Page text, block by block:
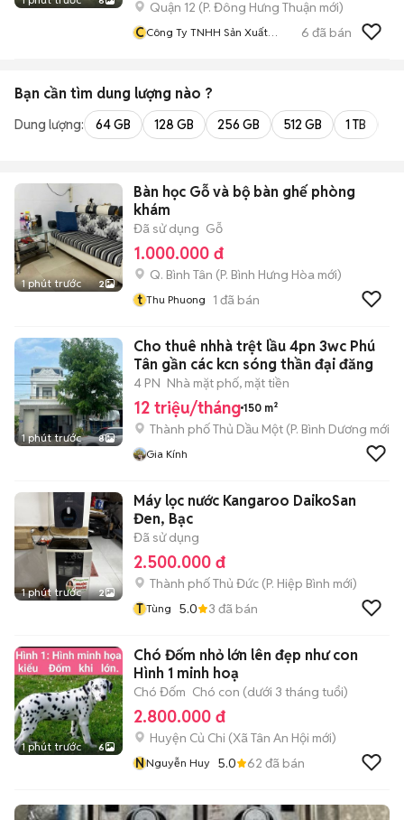
Quận 12 (P. Đông Hưng Thuận mới)
CCông Ty TNHH Sản Xuất
6 đã bán
Bạn cần tìm dung lượng nào ?
Dung lượng: 64 GB 128 GB 256 GB 512 GB 1 TB
1 phút trước 2
Bàn học Gỗ và bộ bàn ghế phòng
khám
Đã sử dụng Gỗ
1.000.000 đ
Q. Bình Tân (P. Bình Hưng Hòa mới)
t Thu Phuong 1 đã bán
1 phút trước 8
Cho thuê nhhà trệt lầu 4pn 3wc Phú
Tân gần các kcn sóng thần đại đăng
4 PN Nhà mặt phố, mặt tiền
12 triệu/tháng 150 m²
Thành phố Thủ Dầu Một (P. Bình Dương mới)
Gia Kính
1 phút trước 2
Máy lọc nước Kangaroo DaikoSan
Đen, Bạc
Đã sử dụng
2.500.000 đ
Thành phố Thủ Đức (P. Hiệp Bình mới)
T Tùng 5.0 3 đã bán
1 phút trước 6
Chó Đốm nhỏ lớn lên đẹp như con
Hình 1 minh hoạ
Chó Đốm Chó con (dưới 3 tháng tuổi)
2.800.000 đ
Huyện Củ Chi (Xã Tân An Hội mới)
NNguyễn Huy 5.0 62 đã bán